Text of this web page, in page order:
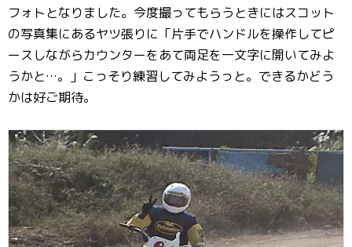
フォトとなりました。今度撮ってもらうときにはスコット
の写真集にあるヤツ張りに「片手でハンドルを操作してピ
ースしながらカウンターをあて両足を一文字に開いてみよ
うかと…。」こっそり練習してみようっと。できるかどう
かは好ご期待。